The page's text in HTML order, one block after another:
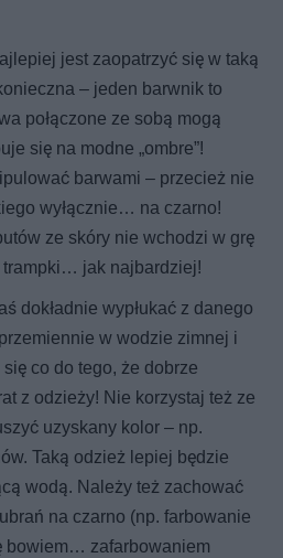
jest zaopatrzyć się w taką
– jeden barwnik to
połączone ze sobą mogą
się na modne „ombre”!
barwami – przecież nie
wyłącznie… na czarno!
ze skóry nie wchodzi w grę
trampki… jak najbardziej!
dokładnie wypłukać z danego
w wodzie zimnej i
co do tego, że dobrze
z odzieży! Nie korzystaj też ze
uzyskany kolor – np.
Taką odzież lepiej będzie
wodą. Należy też zachować
na czarno (np. farbowanie
bowiem… zafarbowaniem